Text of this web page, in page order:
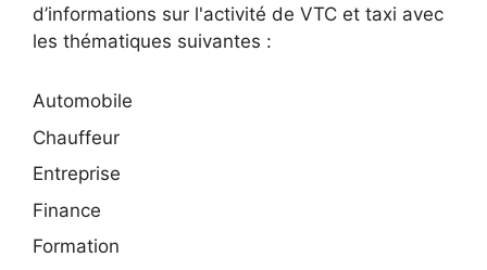
d’informations sur l'activité de VTC et taxi avec
les thématiques suivantes :
Automobile
Chauffeur
Entreprise
Finance
Formation